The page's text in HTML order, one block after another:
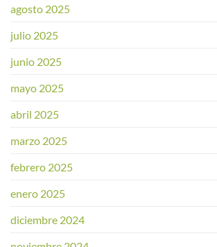
agosto 2025
julio 2025
junio 2025
mayo 2025
abril 2025
marzo 2025
febrero 2025
enero 2025
diciembre 2024